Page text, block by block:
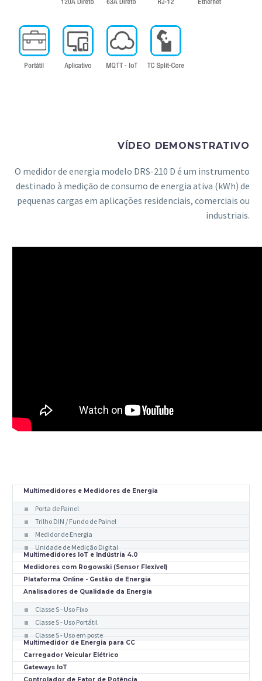
VÍDEO DEMONSTRATIVO
O medidor de energia modelo DRS-210 D é um instrumento
destinado à medição de consumo de energia ativa (kWh) de
pequenas cargas em aplicações residenciais, comerciais ou
industriais.
Multimedidores e Medidores de Energia
Porta de Painel
Trilho DIN / Fundo de Painel
Medidor de Energia
Unidade de Medição Digital
Multimedidores IoT e Indústria 4.0
Medidores com Rogowski (Sensor Flexível)
Plataforma Online - Gestão de Energia
Analisadores de Qualidade da Energia
Classe S - Uso Fixo
Classe S - Uso Portátil
Classe S - Uso em poste
Multimedidor de Energia para CC
Carregador Veicular Elétrico
Gateways IoT
Controlador de Fator de Potência